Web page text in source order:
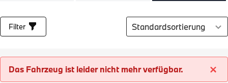
Filter Sortierung auswählen
Das Fahrzeug ist leider nicht mehr verfügbar.